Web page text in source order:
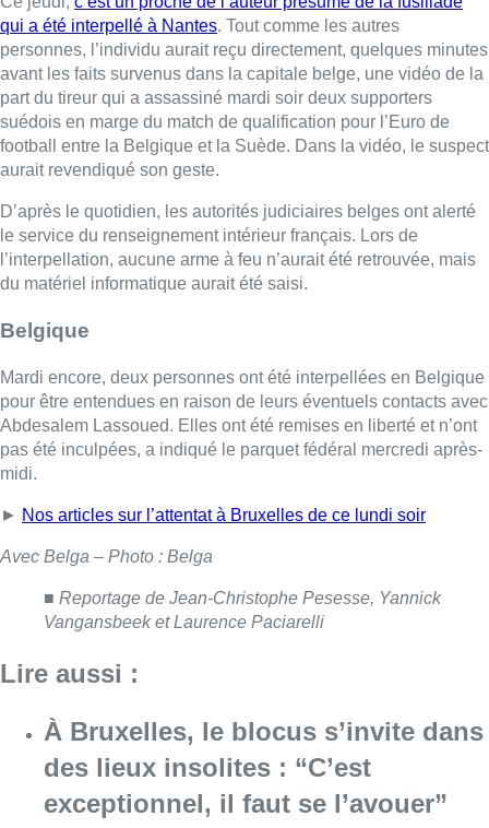
Belgique
Mardi encore, deux personnes ont été interpellées en Belgique
pour être entendues en raison de leurs éventuels contacts avec
Abdesalem Lassoued. Elles ont été remises en liberté et n’ont
pas été inculpées, a indiqué le parquet fédéral mercredi après-
midi.
►Nos articles sur l’attentat à Bruxelles de ce lundi soir
Avec Belga – Photo : Belga
Vangansbeek et Laurence Paciarelli
Lire aussi :
À Bruxelles, le blocus s’invite dans
exceptionnel, il faut se l’avouer”